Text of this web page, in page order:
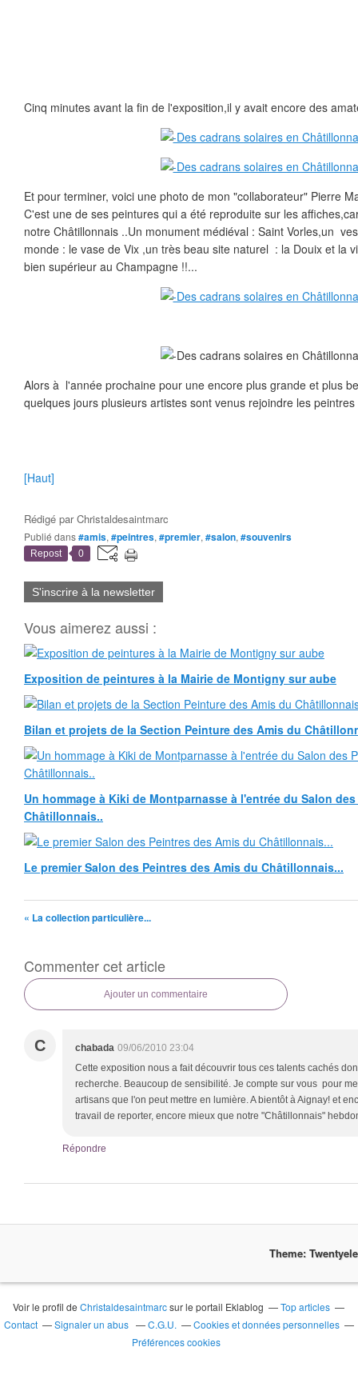
Cinq minutes avant la fin de l'exposition,il y avait encore des
Et pour terminer, voici une photo de mon "collaborateur" Pierre
C'est une de ses peintures qui a été reproduite sur les
notre Châtillonnais ..Un monument médiéval : Saint Vorles,un
monde : le vase de Vix ,un très beau site naturel : la Douix et la
bien supérieur au Champagne !!...
Alors à l'année prochaine pour une encore plus grande et plus
quelques jours plusieurs artistes sont venus rejoindre les
[Haut]
Rédigé parChristaldesaintmarc
Publié dans#amis, #peintres, #premier, #salon, #souvenirs
Repost 0
S'inscrire à la newsletter
Vous aimerez aussi :
Exposition de peintures à la Mairie de Montigny sur aube
Bilan et projets de la Section Peinture des Amis du
Un hommage à Kiki de Montparnasse à l'entrée du Salon
Châtillonnais..
Le premier Salon des Peintres des Amis du Châtillonnais...
« La collection particulière...
Commenter cet article
Ajouter un commentaire
C chabada 09/06/2010 23:04
Cette exposition nous a fait découvrir tous ces talents cachés
recherche. Beaucoup de sensibilité. Je compte sur vous pour
artisans que l'on peut mettre en lumière. A bientôt à Aignay! et
travail de reporter, encore mieux que notre "Châtillonnais"
Répondre
Theme:
Voir le profil deChristaldesaintmarcsur le portail Eklablog
Top articles
Contact
Signaler un abus C.G.U.
Cookies et données personnelles
Préférences cookies